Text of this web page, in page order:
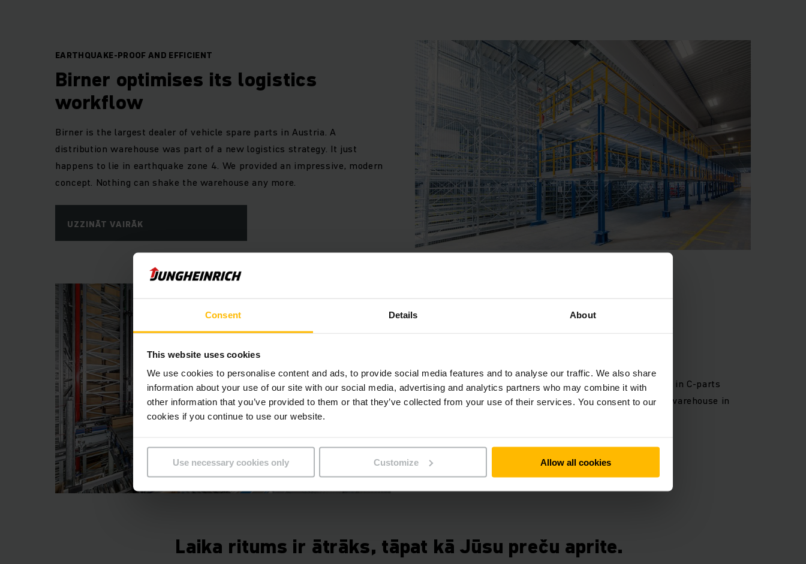
Consent Details About
This website uses cookies
We use cookies to personalise content and ads, to provide social media features and to analyse our traffic. We also share
information about your use of our site with our social media, advertising and analytics partners who may combine it with
other information that you’ve provided to them or that they’ve collected from your use of their services. You consent to our
cookies if you continue to use our website.
Use necessary cookies only Customize Allow all cookies
EARTHQUAKE-PROOF AND EFFICIENT
Birner optimises its logistics
workflow
Birner is the largest dealer of vehicle spare parts in Austria. A
distribution warehouse was part of a new logistics strategy. It just
happens to lie in earthquake zone 4. We provided an impressive, modern
concept. Nothing can shake the warehouse any more.
UZZINĀT VAIRĀK
Keller & Kalmbach is one of the leading service providers in C-parts
management. We constructed and expanded the central warehouse in
UZZINĀT VAIRĀK
Laika ritums ir ātrāks, tāpat kā Jūsu preču aprite.